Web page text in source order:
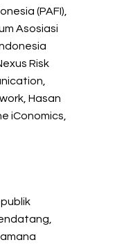
(PAFI),
Asosiasi
Risk
Hasan
iConomics,